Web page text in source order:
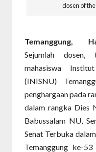
dosen of
Temanggung,
Sejumlah dosen,
mahasiswa
(INISNU)
penghargaan pada
dalam rangka Dies
Babussalam NU,
Senat Terbuka
Temanggung ke-